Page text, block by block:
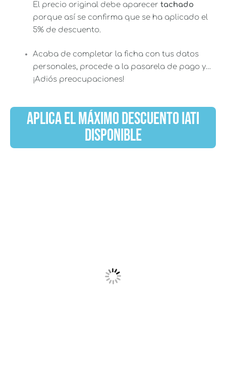
El precio original debe aparecer tachado
porque así se confirma que se ha aplicado el
5% de descuento.
Acaba de completar la ficha con tus datos
personales, procede a la pasarela de pago y…
¡Adiós preocupaciones!
APLICA EL MÁXIMO DESCUENTO IATI
DISPONIBLE